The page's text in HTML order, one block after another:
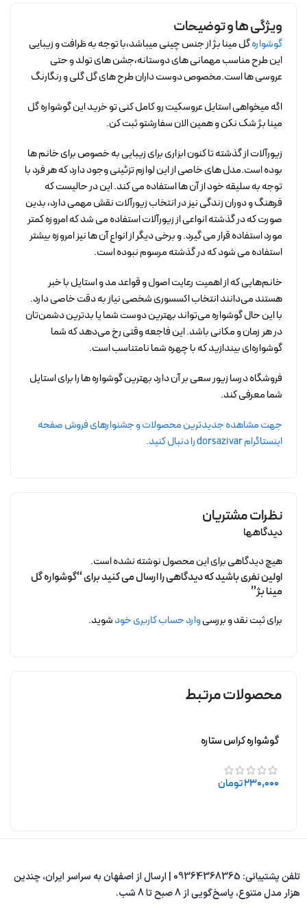
ویژگی ها و توضیحات
گوشوارهگل مینا بژ از جنس چینی میباشد،با توجه به ظرافت و زیبایی
این طرح مناسب مهمانی های دوستانه،جشن های تولد و حتی
عروسی ها است.مخصوص دوست داران طرح های گل گلی و رنگارنگ
اگه میخواهی استایل عروسکیت رو کامل کنی تو خرید این گوشواره گل
مینا بژ شک نکن و همین الان سفارشتو ثبت کن.
زیورآلات از گذشته تا کنون ابزاری برای زیبایی به خصوص برای خانم ها
بوده است.مدل های خاصی از این لوازم تزئینی وجود دارد که هر فرد با
توجه به سلیقه خود از آن ها استفاده می کند. این در حالیست که
فرهنگ و دوران زندگی نیز در انتخاب زیورآلات نقش مهمی دارد، بدین
صورت که در گذشته انواعی از زیورآلات استفاده می شد که امروزه کمتر
مورد استفاده قرار می گیرد. و برخی دیگر از انواع آن ها نیز امروزه بیشتر
استفاده می شود که در گذشته مرسوم نبوده است.
خانم‌هایی که از اهمیت رعایت اصول و قواعد مد و استایل با خبر
هستند می‌دانند انتخاب اکسسوری شخصی نیاز به دقت خاصی دارد.
با این حال گوشواره می‌تواند بهترین دوست شما یا بدترین دشمن‌تان
در هر زمان و مکانی باشد. این فاجعه وقتی رخ می‌دهد که شما
گوشواره‌ای بیندازید که با چهره شما نامتناسب است.
فروشگاه درسا زیور سعی بر آن دارد بهترین گوشواره ها را برای استایل
شما معرفی کند.
جهت مشاهده جدیدترین محصولات و جشنوارهای فروش صفحه
اینستاگرام dorsazivar را دنبال کنید.
نظرات مشتریان
دیدگاهها
هیچ دیدگاهی برای این محصول نوشته نشده است.
اولین نفری باشید که دیدگاهی را ارسال می کنید برای “گوشواره گل
مینا بژ”
برای ثبت نقد و بررسیوارد حساب کاربری خودشوید.
محصولات مرتبط
گوشواره کراس ستاره
230,000تومان
تلفن پشتیبانی: 09364368365 | ارسال از اصفهان به سراسر ایران، چندین
هزار مدل متنوع، پاسخ‌گویی از 8 صبح تا 8 شب.